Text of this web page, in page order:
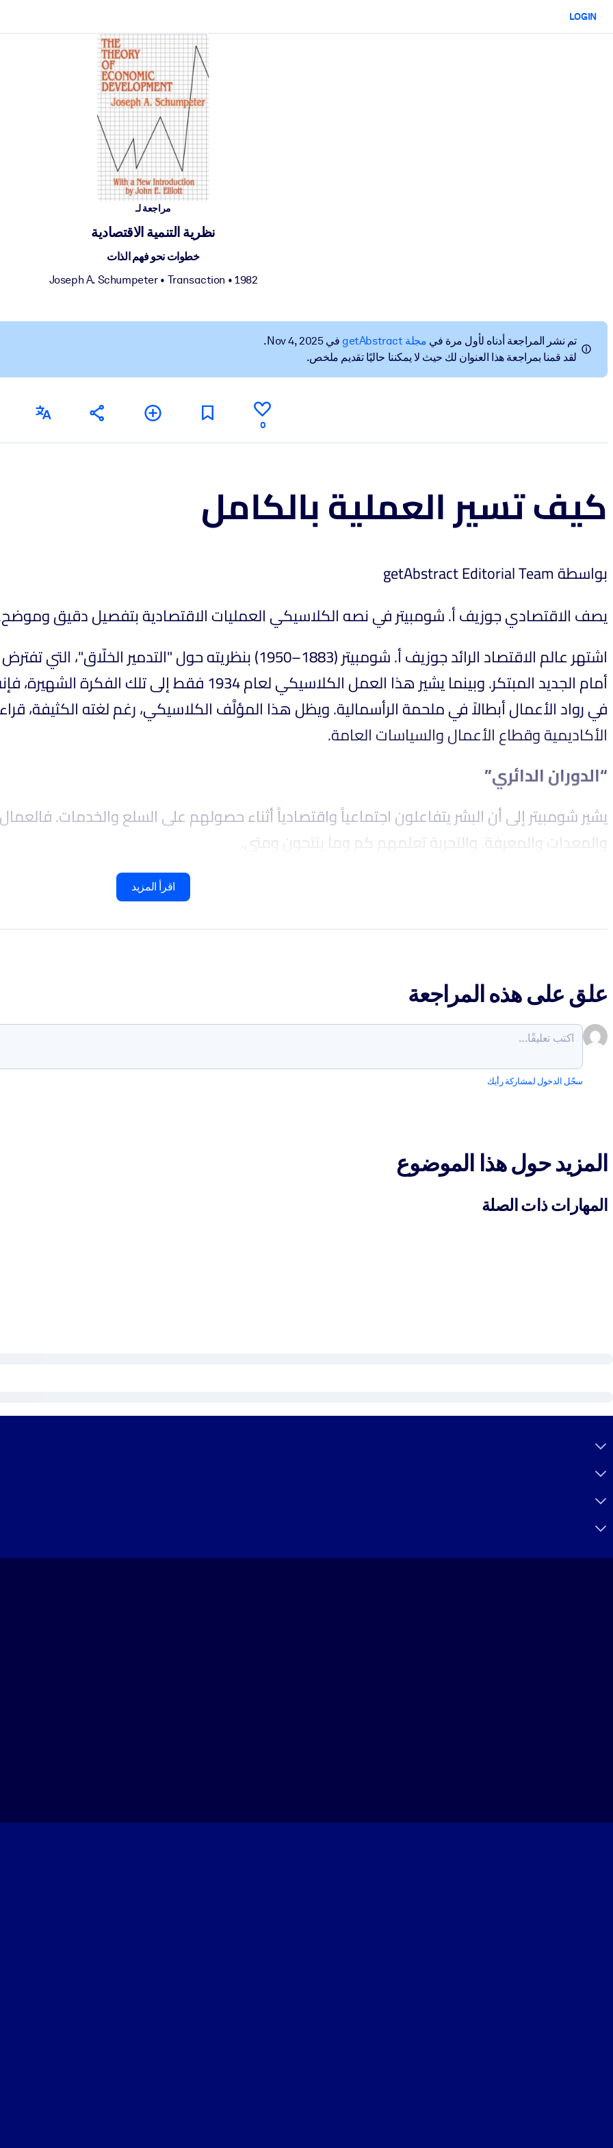
LOGIN
مراجعة لـ
نظرية التنمية الاقتصادية
خطوات نحو فهم الذات
Joseph A. Schumpeter• Transaction • 1982
تم نشر المراجعة أدناه لأول مرة في مجلة getAbstract
في Nov 4, 2025.
لقد قمنا بمراجعة هذا العنوان لك حيث لا يمكننا حاليًا تقديم ملخص.
0
كيف تسير العملية بالكامل
بواسطة getAbstract Editorial Team
يصف الاقتصادي جوزيف أ. شومبيتر في نصه الكلاسيكي العمليات الاقتصادية بتفصيل دقيق
اشتهر عالم الاقتصاد الرائد جوزيف أ. شومبيتر (1883–1950) بنظريته
أمام الجديد المبتكر. وبينما يشير هذا العمل الكلاسيكي
في رواد الأعمال أبطالاً في ملحمة الرأسمالية. ويظل هذا المؤلَّف الكلاسيكي، رغم لغته الكثيفة،
الأكاديمية وقطاع الأعمال والسياسات العامة.
“الدوران الدائري”
يشير شومبيتر إلى أن البشر يتفاعلون اجتماعياً واقتصادياً أثناء حصولهم على السلع والخدمات.
والمعدات والمعرفة. والتجربة تعلمهم كم وما ينتجون ومتى.
اقرأ المزيد
علق على هذه المراجعة
سجّل الدخول لمشاركة رأيك
المزيد حول هذا الموضوع
المهارات ذات الصلة